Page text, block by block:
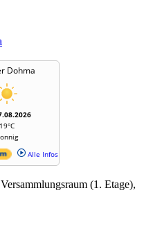
Dohma
19°C
Alle Infos
(1. Etage),